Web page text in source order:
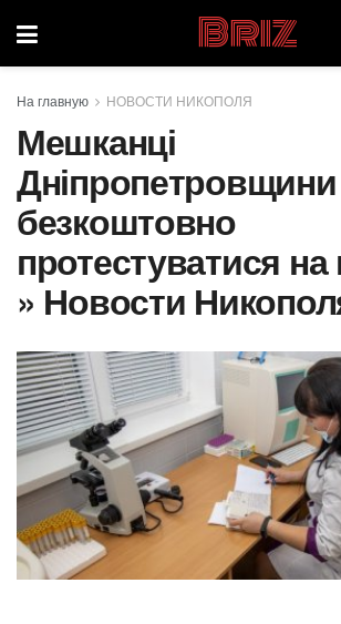
Briz
На главную НОВОСТИ НИКОПОЛЯ
Мешканці
безкоштовно
протестуватися на
» Новости